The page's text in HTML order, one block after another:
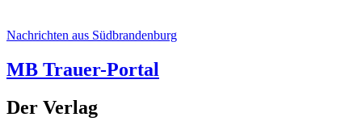
Nachrichten aus Südbrandenburg
MB Trauer-Portal
Der Verlag